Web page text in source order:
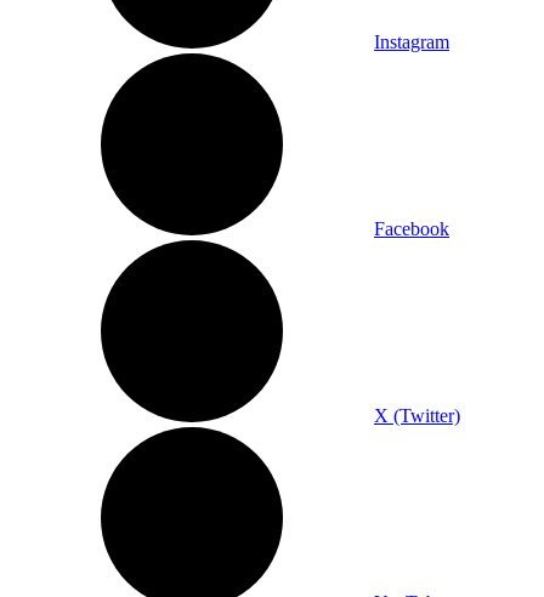
Instagram
Facebook
X (Twitter)